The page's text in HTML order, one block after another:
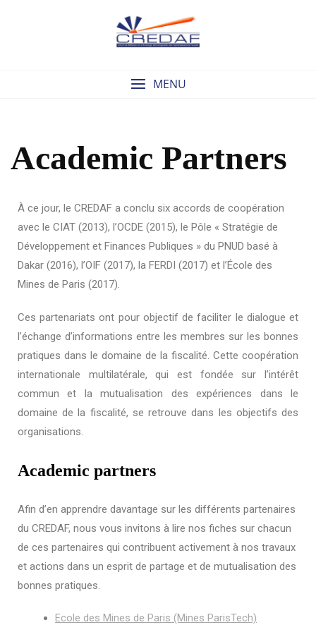
MENU
Academic Partners
À ce jour, le CREDAF a conclu six accords de coopération
avec le CIAT (2013), l’OCDE (2015), le Pôle « Stratégie de
Développement et Finances Publiques » du PNUD basé à
Dakar (2016), l’OIF (2017), la FERDI (2017) et l’École des
Mines de Paris (2017).
Ces partenariats ont pour objectif de faciliter le dialogue et
l’échange d’informations entre les membres sur les bonnes
pratiques dans le domaine de la fiscalité. Cette coopération
internationale multilatérale, qui est fondée sur l’intérêt
commun et la mutualisation des expériences dans le
domaine de la fiscalité, se retrouve dans les objectifs des
organisations.
Academic partners
Afin d’en apprendre davantage sur les différents partenaires
du CREDAF, nous vous invitons à lire nos fiches sur chacun
de ces partenaires qui contribuent activement à nos travaux
et actions dans un esprit de partage et de mutualisation des
bonnes pratiques.
Ecole des Mines de Paris (Mines ParisTech)